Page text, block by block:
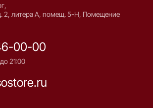
2, литера А, помещ. 5-Н, Помещение
00-00
21:00